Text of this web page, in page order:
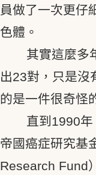
員做了一次更仔
色體。
其實這麼多
出23對，只是沒
的是一件很奇怪
直到1990
帝國癌症研究基
Research Fund